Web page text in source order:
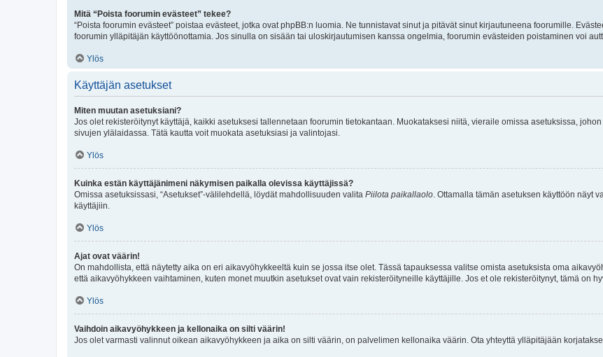
Mitä “Poista foorumin evästeet” tekee?
“Poista foorumin evästeet” poistaa evästeet, jotka ovat phpBB:n luomia. Ne tunnistavat sinut ja pitävät sinut kirjautuneena foorumille.
foorumin ylläpitäjän käyttöönottamia. Jos sinulla on sisään tai uloskirjautumisen kanssa ongelmia, foorumin evästeiden poistaminen voi
Ylös
Käyttäjän asetukset
Miten muutan asetuksiani?
Jos olet rekisteröitynyt käyttäjä, kaikki asetuksesi tallennetaan foorumin tietokantaan. Muokataksesi niitä, vieraile omissa asetuksissa,
sivujen ylälaidassa. Tätä kautta voit muokata asetuksiasi ja valintojasi.
Ylös
Kuinka estän käyttäjänimeni näkymisen paikalla olevissa käyttäjissä?
Omissa asetuksissasi, “Asetukset”-välilehdellä, löydät mahdollisuuden valita Piilota paikallaolo. Ottamalla tämän asetuksen käyttöön näyt
käyttäjiin.
Ylös
Ajat ovat väärin!
On mahdollista, että näytetty aika on eri aikavyöhykkeeltä kuin se jossa itse olet. Tässä tapauksessa valitse omista asetuksista oma
että aikavyöhykkeen vaihtaminen, kuten monet muutkin asetukset ovat vain rekisteröityneille käyttäjille. Jos et ole rekisteröitynyt, tämä on
Ylös
Vaihdoin aikavyöhykkeen ja kellonaika on silti väärin!
Jos olet varmasti valinnut oikean aikavyöhykkeen ja aika on silti väärin, on palvelimen kellonaika väärin. Ota yhteyttä ylläpitäjään